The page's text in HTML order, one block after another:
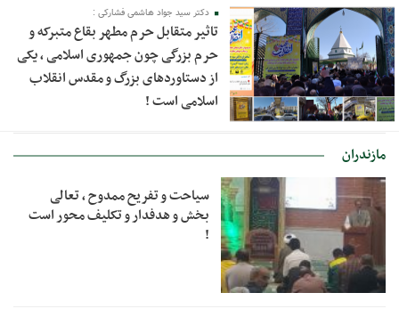
دکتر سید جواد هاشمی فشارکی :
تاثیر متقابل حرم مطهر بقاع متبرکه و
حرم بزرگی چون جمهوری اسلامی ، یکی
از دستاوردهای بزرگ و مقدس انقلاب
اسلامی است !
مازندران
سیاحت و تفریح ممدوح ، تعالی
بخش و هدفدار و تکلیف محور است
!